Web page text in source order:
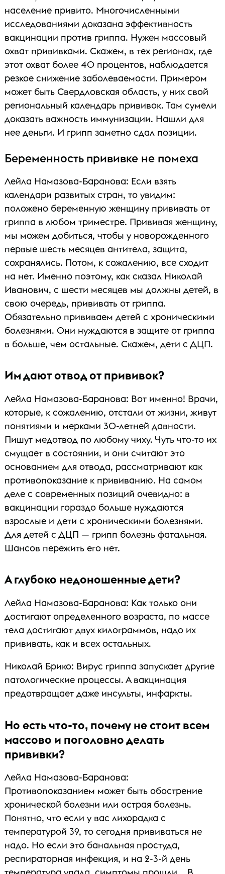
население привито. Многочисленными
исследованиями доказана эффективность
вакцинации против гриппа. Нужен массовый
охват прививками. Скажем, в тех регионах, где
этот охват более 40 процентов, наблюдается
резкое снижение заболеваемости. Примером
может быть Свердловская область, у них свой
региональный календарь прививок. Там сумели
доказать важность иммунизации. Нашли для
нее деньги. И грипп заметно сдал позиции.
Беременность прививке не помеха
Лейла Намазова-Баранова: Если взять
календари развитых стран, то увидим:
положено беременную женщину прививать от
гриппа в любом триместре. Прививая женщину,
мы можем добиться, чтобы у новорожденного
первые шесть месяцев антитела, защита,
сохранялись. Потом, к сожалению, все сходит
на нет. Именно поэтому, как сказал Николай
Иванович, с шести месяцев мы должны детей, в
свою очередь, прививать от гриппа.
Обязательно прививаем детей с хроническими
болезнями. Они нуждаются в защите от гриппа
в больше, чем остальные. Скажем, дети с ДЦП.
Им дают отвод от прививок?
Лейла Намазова-Баранова: Вот именно! Врачи,
которые, к сожалению, отстали от жизни, живут
понятиями и мерками 30-летней давности.
Пишут медотвод по любому чиху. Чуть что-то их
смущает в состоянии, и они считают это
основанием для отвода, рассматривают как
противопоказание к прививанию. На самом
деле с современных позиций очевидно: в
вакцинации гораздо больше нуждаются
взрослые и дети с хроническими болезнями.
Для детей с ДЦП — грипп болезнь фатальная.
Шансов пережить его нет.
А глубоко недоношенные дети?
Лейла Намазова-Баранова: Как только они
достигают определенного возраста, по массе
тела достигают двух килограммов, надо их
прививать, как и всех остальных.
Николай Брико: Вирус гриппа запускает другие
патологические процессы. А вакцинация
предотвращает даже инсульты, инфаркты.
Но есть что-то, почему не стоит всем
массово и поголовно делать
прививки?
Лейла Намазова-Баранова:
Противопоказанием может быть обострение
хронической болезни или острая болезнь.
Понятно, что если у вас лихорадка с
температурой 39, то сегодня прививаться не
надо. Но если это банальная простуда,
респираторная инфекция, и на 2-3-й день